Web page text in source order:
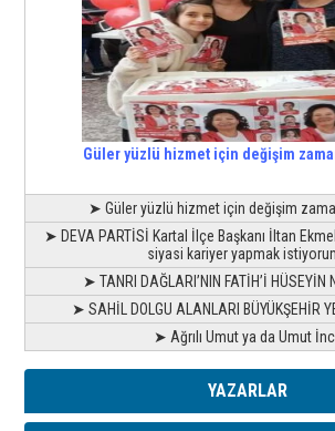
Güler yüzlü hizmet için değişim
➤ Güler yüzlü hizmet için değişim
➤ DEVA PARTİSİ Kartal İlçe Başkanı İltan
siyasi kariyer yapmak
➤ TANRI DAĞLARI’NIN FATİH’İ HÜSEYİN
➤ SAHİL DOLGU ALANLARI BÜYÜKŞEHİR
➤ Ağrılı Umut ya da Umut
YAZARLAR